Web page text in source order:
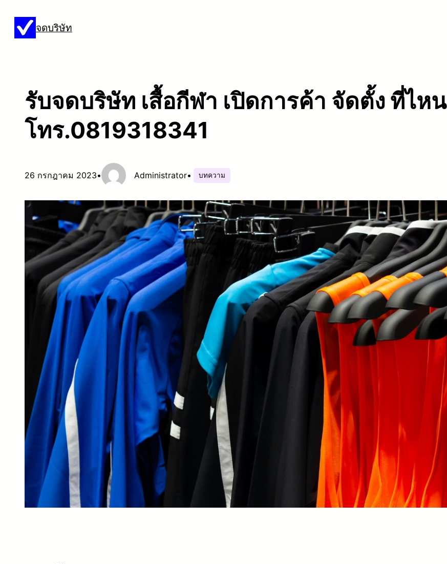
จดบริษัท
รับจดบริษัท เสื้อกีฬา เปิดการค้า จัดตั้ง ที่ไหน
โทร.0819318341
26 กรกฎาคม 2023• Administrator• บทความ